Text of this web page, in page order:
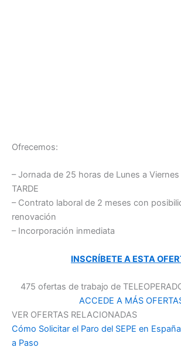
Ofrecemos:
– Jornada de 25 horas de Lunes a
TARDE
– Contrato laboral de 2 meses con
renovación
– Incorporación inmediata
INSCRÍBETE A ESTA
475 ofertas de trabajo de
ACCEDE A MÁS
VER OFERTAS RELACIONADAS
Cómo Solicitar el Paro del SEPE en
a Paso